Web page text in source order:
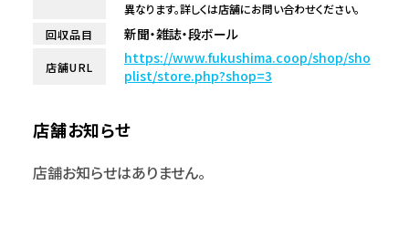
異なります。詳しくは店舗にお問い合わせください。
回収品目
新聞・雑誌・段ボール
店舗URL
https://www.fukushima.coop/shop/sho
plist/store.php?shop=3
店舗お知らせ
店舗お知らせはありません。